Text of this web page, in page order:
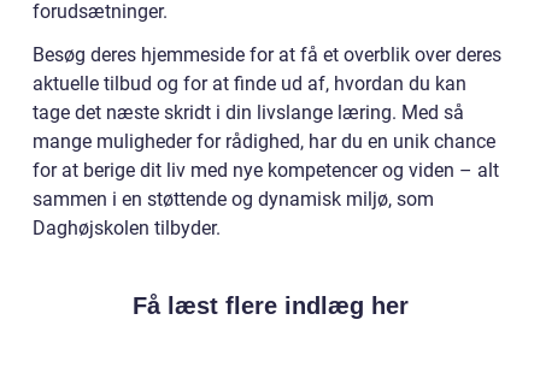
forudsætninger.
Besøg deres hjemmeside for at få et overblik over deres
aktuelle tilbud og for at finde ud af, hvordan du kan
tage det næste skridt i din livslange læring. Med så
mange muligheder for rådighed, har du en unik chance
for at berige dit liv med nye kompetencer og viden – alt
sammen i en støttende og dynamisk miljø, som
Daghøjskolen tilbyder.
Få læst flere indlæg her